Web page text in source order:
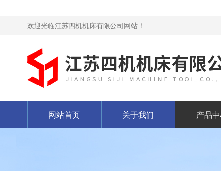
欢迎光临江苏四机机床有限公司网站！
网站首页 关于我们 产品